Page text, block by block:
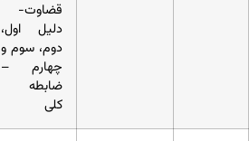
قضاوت-
دلیل اول،
دوم، سوم و
چهارم –
ضابطه
کلی